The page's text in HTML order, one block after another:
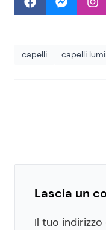
capelli capelli
Lascia un
Il tuo